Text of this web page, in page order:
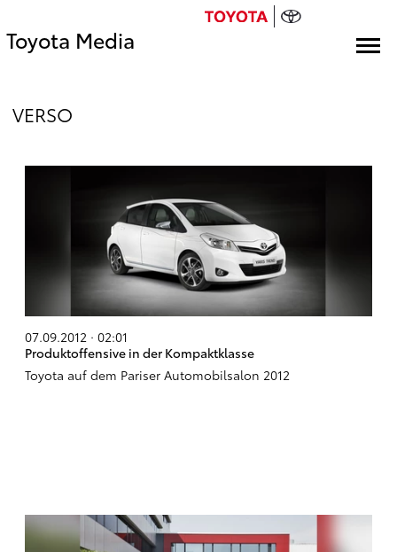
Toyota Media
VERSO
07.09.2012 · 02:01
Produktoffensive in der Kompaktklasse
Toyota auf dem Pariser Automobilsalon 2012